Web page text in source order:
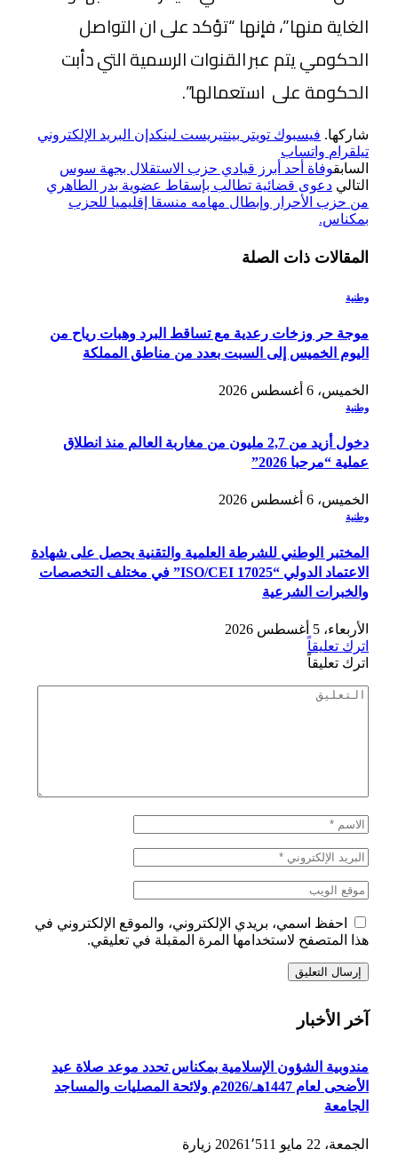
الغاية منها”، فإنها “تؤكد على ان التواصل
الحكومي يتم عبر القنوات الرسمية التي دأبت
الحكومة على استعمالها”.
شاركها. فيسبوك تويتر بينتيريست لينكدإن البريد الإلكتروني
تيلقرام واتساب
السابقوفاة أحد أبرز قيادي حزب الاستقلال بجهة سوس
التالي دعوى قضائية تطالب بإسقاط عضوية بدر الطاهري
من حزب الأحرار وإبطال مهامه منسقا إقليميا للحزب
بمكناس.
المقالات ذات الصلة
وطنية
موجة حر وزخات رعدية مع تساقط البرد وهبات رياح من
اليوم الخميس إلى السبت بعدد من مناطق المملكة
الخميس، 6 أغسطس 2026
وطنية
دخول أزيد من 2,7 مليون من مغاربة العالم منذ انطلاق
عملية “مرحبا 2026”
الخميس، 6 أغسطس 2026
وطنية
المختبر الوطني للشرطة العلمية والتقنية يحصل على شهادة
الاعتماد الدولي “ISO/CEI 17025” في مختلف التخصصات
والخبرات الشرعية
الأربعاء، 5 أغسطس 2026
اترك تعليقاً
اترك تعليقاً
احفظ اسمي، بريدي الإلكتروني، والموقع الإلكتروني في
هذا المتصفح لاستخدامها المرة المقبلة في تعليقي.
آخر الأخبار
مندوبية الشؤون الإسلامية بمكناس تحدد موعد صلاة عيد
الأضحى لعام 1447هـ/2026م ولائحة المصليات والمساجد
الجامعة
الجمعة، 22 مايو 2026 1٬511 زيارة